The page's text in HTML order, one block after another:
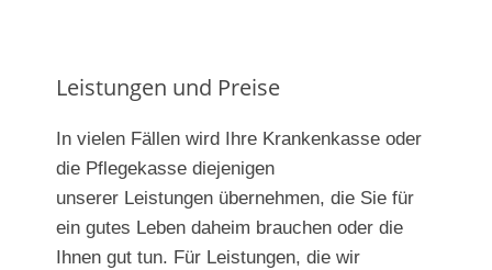
Leistungen und Preise
In vielen Fällen wird Ihre Krankenkasse oder
die Pflegekasse diejenigen
unserer Leistungen übernehmen, die Sie für
ein gutes Leben daheim brauchen oder die
Ihnen gut tun. Für Leistungen, die wir